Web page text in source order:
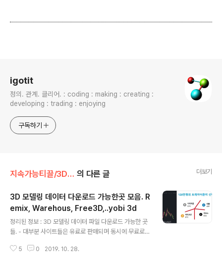
igotit
정의. 관계. 클리어. : coding : making : creating :
developing : trading : enjoying
구독하기
지속가능티끌/3D 모델링 의 다른 글 더보기
3D 모델링 데이터 다운로드 가능한곳 모음. R
emix, Warehous, Free3D,..yobi 3d
정리된 정보 : 3D 모델링 데이터 파일 다운로드 가능한 곳
들. - 대부분 사이트들은 유료로 판매되며 동시에 무료로
서 운영하는 무료 3D 라이브러리. - 그림판 3D, 3D 뷰어
5 0 2019. 10. 28.